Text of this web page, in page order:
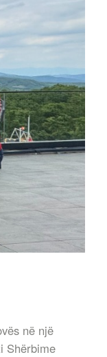
në një
Shërbime